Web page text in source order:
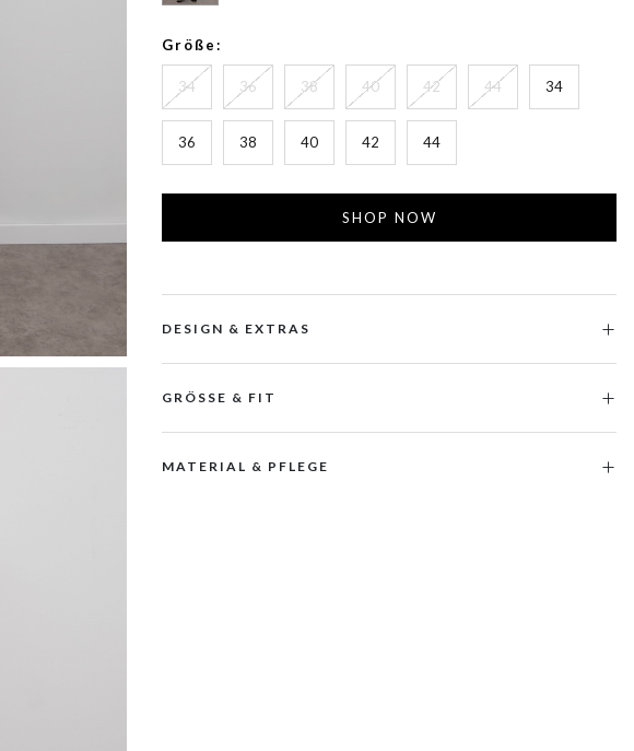
Größe:
34 36 38 40 42 44 34
36 38 40 42 44
SHOP NOW
DESIGN & EXTRAS
GRÖSSE & FIT
MATERIAL & PFLEGE